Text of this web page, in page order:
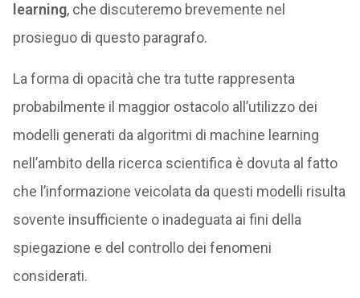
learning, che discuteremo brevemente nel
prosieguo di questo paragrafo.
La forma di opacità che tra tutte rappresenta
probabilmente il maggior ostacolo all’utilizzo dei
modelli generati da algoritmi di machine learning
nell’ambito della ricerca scientifica è dovuta al fatto
che l’informazione veicolata da questi modelli risulta
sovente insufficiente o inadeguata ai fini della
spiegazione e del controllo dei fenomeni
considerati.